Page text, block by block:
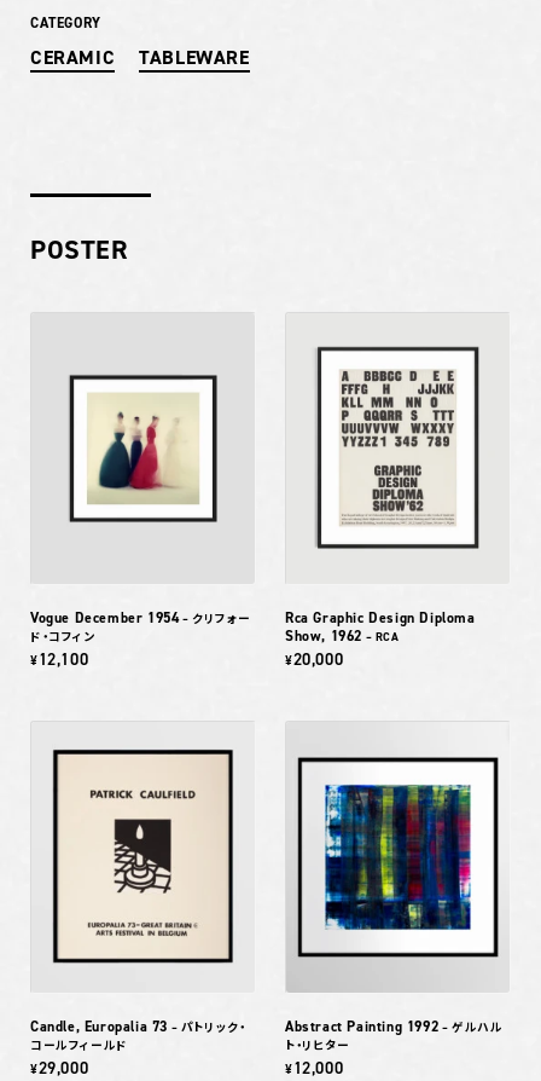
CATEGORY
CERAMIC TABLEWARE
POSTER
Vogue December 1954– クリフォー
ド・コフィン
¥12,100
Rca Graphic Design Diploma
Show, 1962 – RCA
¥20,000
Candle, Europalia 73 – パトリック・
コールフィールド
¥29,000
Abstract Painting 1992 – ゲルハル
ト・リヒター
¥12,000